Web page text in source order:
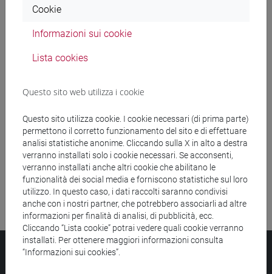
Ricerca insegnamenti
Ricerca pubblicazioni
Ricerca risorse bibliografiche
Università Ca’ Foscari
Cookie
Informazioni sui cookie
Lista cookies
Questo sito web utilizza i cookie
Questo sito utilizza cookie. I cookie necessari (di prima parte)
permettono il corretto funzionamento del sito e di effettuare
analisi statistiche anonime. Cliccando sulla X in alto a destra
verranno installati solo i cookie necessari. Se acconsenti,
verranno installati anche altri cookie che abilitano le
funzionalità dei social media e forniscono statistiche sul loro
utilizzo. In questo caso, i dati raccolti saranno condivisi
anche con i nostri partner, che potrebbero associarli ad altre
informazioni per finalità di analisi, di pubblicità, ecc.
Cliccando “Lista cookie” potrai vedere quali cookie verranno
installati. Per ottenere maggiori informazioni consulta
“Informazioni sui cookies”.